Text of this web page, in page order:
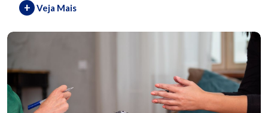
+ Veja Mais